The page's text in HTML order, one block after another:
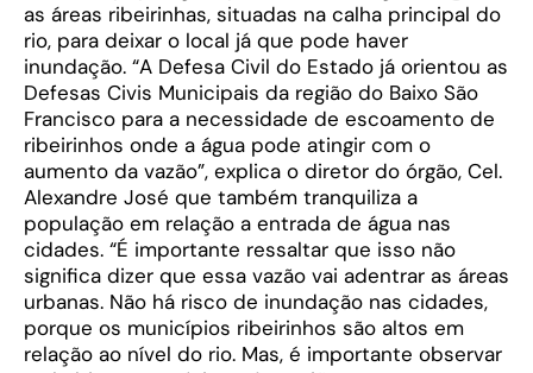
as áreas ribeirinhas, situadas na calha principal do
rio, para deixar o local já que pode haver
inundação. “A Defesa Civil do Estado já orientou as
Defesas Civis Municipais da região do Baixo São
Francisco para a necessidade de escoamento de
ribeirinhos onde a água pode atingir com o
aumento da vazão”, explica o diretor do órgão, Cel.
Alexandre José que também tranquiliza a
população em relação a entrada de água nas
cidades. “É importante ressaltar que isso não
significa dizer que essa vazão vai adentrar as áreas
urbanas. Não há risco de inundação nas cidades,
porque os municípios ribeirinhos são altos em
relação ao nível do rio. Mas, é importante observar